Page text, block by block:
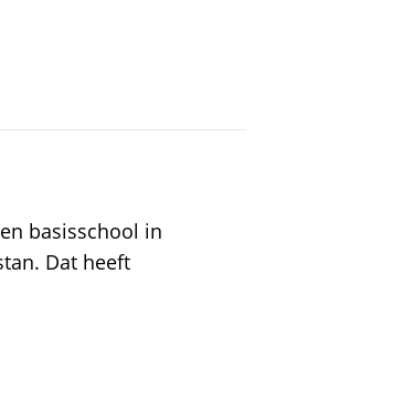
basisschool in
Dat heeft